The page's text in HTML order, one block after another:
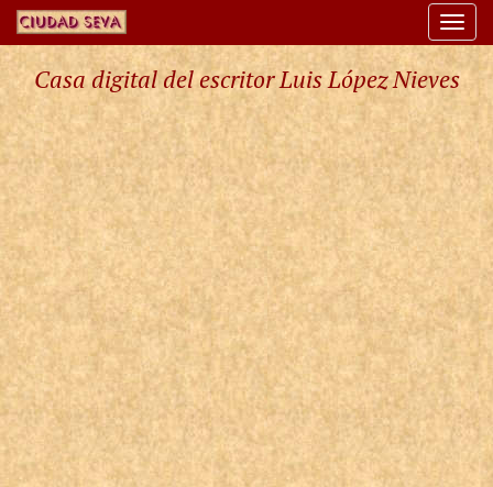
Casa digital del escritor Luis López Nieves